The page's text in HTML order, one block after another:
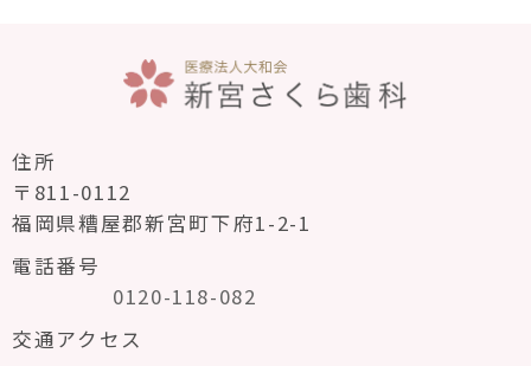
住所
〒811-0112
福岡県糟屋郡新宮町下府1-2-1
電話番号
0120-118-082
交通アクセス